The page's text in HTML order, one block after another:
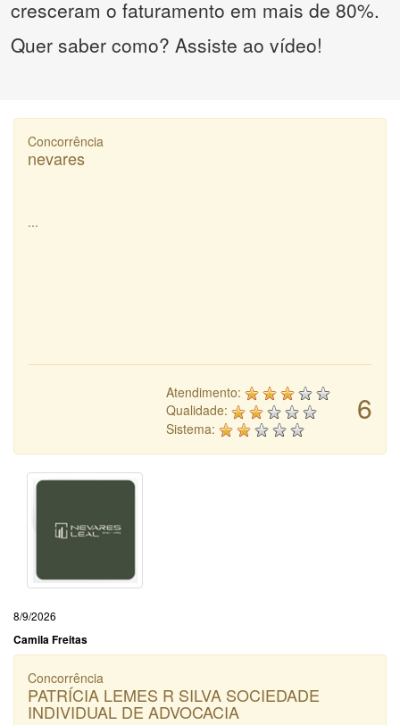
cresceram o faturamento em mais de 80%.
Quer saber como? Assiste ao vídeo!
Concorrência
nevares
...
6
Atendimento:
Qualidade:
Sistema:
8/9/2026
Camila Freitas
Concorrência
PATRÍCIA LEMES R SILVA SOCIEDADE
INDIVIDUAL DE ADVOCACIA